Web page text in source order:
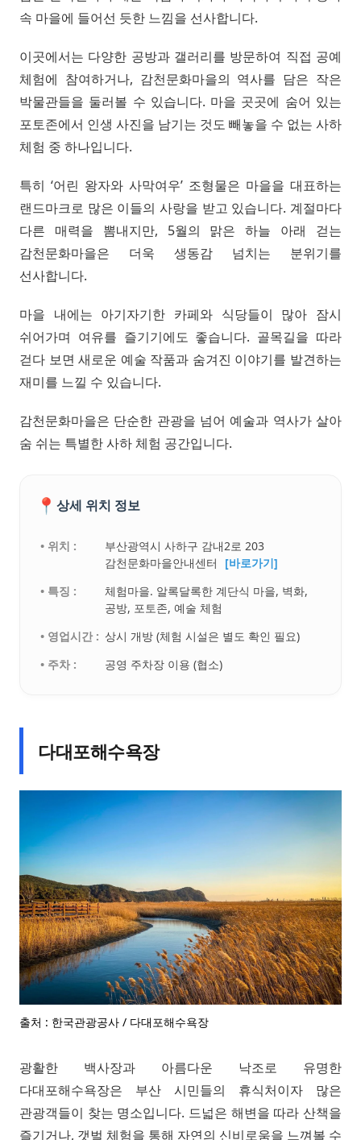
속 마을에 들어선 듯한 느낌을 선사합니다.
이곳에서는 다양한 공방과 갤러리를 방문하여 직접 공예
체험에 참여하거나, 감천문화마을의 역사를 담은 작은
박물관들을 둘러볼 수 있습니다. 마을 곳곳에 숨어 있는
포토존에서 인생 사진을 남기는 것도 빼놓을 수 없는 사하
체험 중 하나입니다.
특히 ‘어린 왕자와 사막여우’ 조형물은 마을을 대표하는
랜드마크로 많은 이들의 사랑을 받고 있습니다. 계절마다
다른 매력을 뽐내지만, 5월의 맑은 하늘 아래 걷는
감천문화마을은 더욱 생동감 넘치는 분위기를
선사합니다.
마을 내에는 아기자기한 카페와 식당들이 많아 잠시
쉬어가며 여유를 즐기기에도 좋습니다. 골목길을 따라
걷다 보면 새로운 예술 작품과 숨겨진 이야기를 발견하는
재미를 느낄 수 있습니다.
감천문화마을은 단순한 관광을 넘어 예술과 역사가 살아
숨 쉬는 특별한 사하 체험 공간입니다.
📍 상세 위치 정보
• 위치 :
부산광역시 사하구 감내2로 203
감천문화마을안내센터
[바로가기]
• 특징 :
체험마을. 알록달록한 계단식 마을, 벽화,
공방, 포토존, 예술 체험
• 영업시간 : 상시 개방 (체험 시설은 별도 확인 필요)
• 주차 :
공영 주차장 이용 (협소)
다대포해수욕장
출처 : 한국관광공사 / 다대포해수욕장
광활한 백사장과 아름다운 낙조로 유명한
다대포해수욕장은 부산 시민들의 휴식처이자 많은
관광객들이 찾는 명소입니다. 드넓은 해변을 따라 산책을
즐기거나, 갯벌 체험을 통해 자연의 신비로움을 느껴볼 수